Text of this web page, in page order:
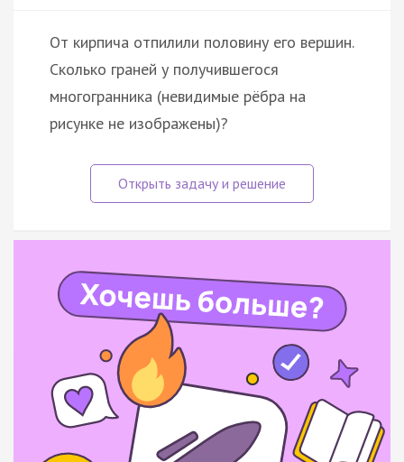
От кирпича отпилили половину его вершин.
Сколько граней у получившегося
многогранника (невидимые рёбра на
рисунке не изображены)?